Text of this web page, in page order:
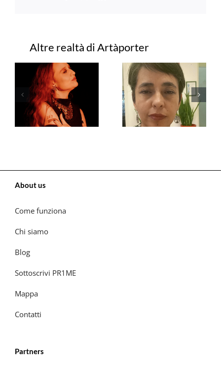
Progetti correlati
About us
Come funziona
Chi siamo
Blog
Sottoscrivi PR1ME
Mappa
Contatti
Partners